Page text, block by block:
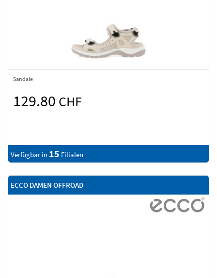
Sandale
129.80 CHF
Verfügbar in 15 Filialen
ECCO DAMEN OFFROAD